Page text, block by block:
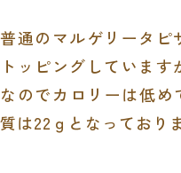
普通のマルゲリータピ
トッピングしていま
なのでカロリーは低め
質は22 ｇとなっており